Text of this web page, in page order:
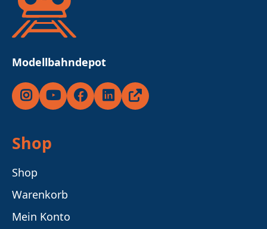
Modellbahndepot
Instagram
YouTubeFacebookLinkedInRicardo
Shop
Shop
Warenkorb
Mein Konto